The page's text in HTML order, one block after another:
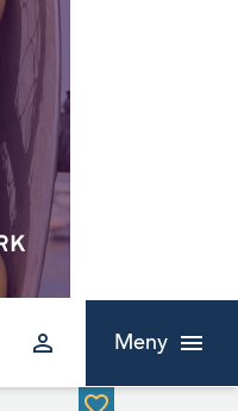
Meny